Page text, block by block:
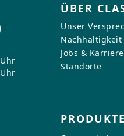
ÜBER
Unser
Nachhaltigkeit
Jobs & Karriere
Standorte
PRODUKTE